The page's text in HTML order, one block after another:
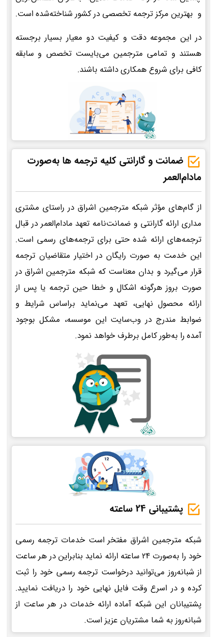
و بهترین مرکز ترجمه تخصصی در کشور شناخته‌شده است.
در این مجموعه دقت و کیفیت دو معیار بسیار برجسته
هستند و تمامی مترجمین می‌بایست تخصص و سابقه
کافی برای شروع همکاری داشته باشند.
ضمانت و گارانتی کلیه ترجمه ها به‌صورت
مادام‌العمر
از گام‌های مؤثر شبکه مترجمین اشراق در راستای مشتری
مداری ارائه گارانتی و ضمانت‌نامه تعهد مادام‌العمر در قبال
ترجمه‌های ارائه شده حتی برای ترجمه‌های رسمی است.
این خدمت به صورت رایگان در اختیار متقاضیان ترجمه
قرار می‌گیرد و بدان معناست که شبکه مترجمین اشراق در
صورت بروز هرگونه اشکال و خطا حین ترجمه یا پس از
ارائه محصول نهایی، تعهد می‌نماید براساس شرایط و
ضوابط مندرج در وب‌سایت این موسسه، مشکل بوجود
آمده را به‌طور کامل برطرف خواهد نمود.
پشتیبانی 24 ساعته
شبکه مترجمین اشراق مفتخر است خدمات ترجمه رسمی
خود را به‌صورت 24 ساعته ارائه نماید بنابراین در هر ساعت
از شبانه‌روز می‌توانید درخواست ترجمه رسمی خود را ثبت
کرده و در اسرع وقت فایل نهایی خود را دریافت نمایید.
پشتیبانان این شبکه آماده ارائه خدمات در هر ساعت از
شبانه‌روز به شما مشتریان عزیز است.